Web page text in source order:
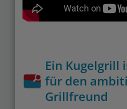
Ein Kugelgrill
für den
Grillfreund